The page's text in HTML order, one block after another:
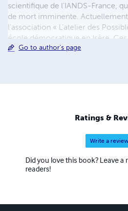
scientifique de l'IANDS-France,
de mort imminente.
l'association « L'atelier des
école démocratique en Isère.
auto-publication, le but étant de
Go to author's page
Ratings &
Write a
Did you love this book? Leave
readers!